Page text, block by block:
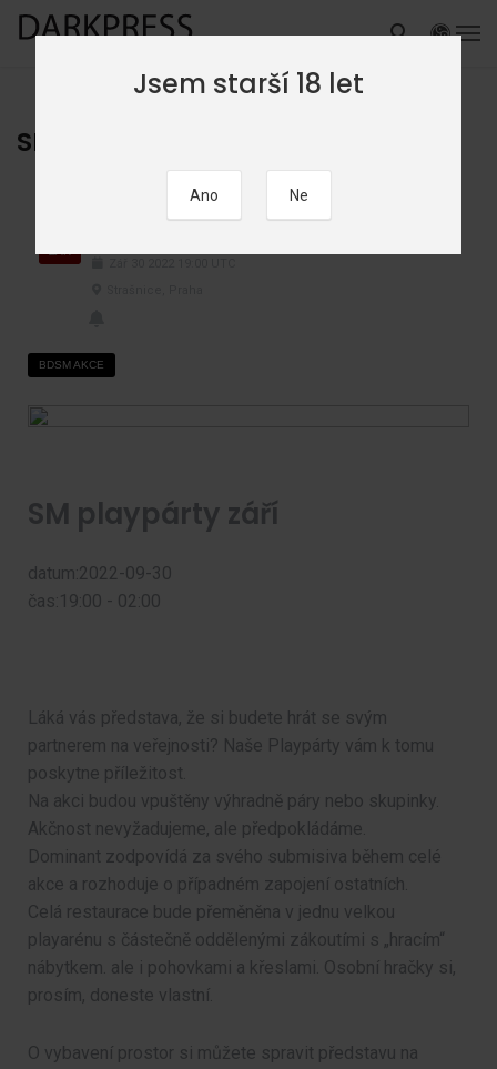
SM Play party
BDSM AKCE
SM playpárty září
datum:2022-09-30
čas:19:00 - 02:00
Láká vás představa, že si budete hrát se svým
partnerem na veřejnosti? Naše Playpárty vám k tomu
poskytne příležitost.
Na akci budou vpuštěny výhradně páry nebo skupinky.
Akčnost nevyžadujeme, ale předpokládáme.
Dominant zodpovídá za svého submisiva během celé
akce a rozhoduje o případném zapojení ostatních.
Celá restaurace bude přeměněna v jednu velkou
playarénu s částečně oddělenými zákoutími s „hracím“
nábytkem. ale i pohovkami a křeslami. Osobní hračky si,
prosím, doneste vlastní.
O vybavení prostor si můžete spravit představu na
Jsem starší 18 let